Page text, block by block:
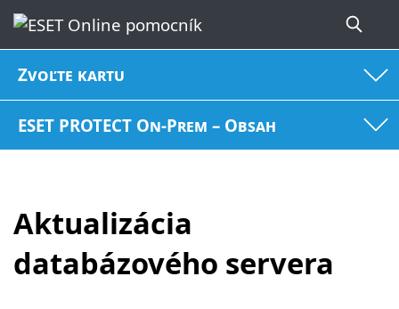
Zvoľte kartu
ESET PROTECT On-Prem – Obsah
Aktualizácia
databázového servera